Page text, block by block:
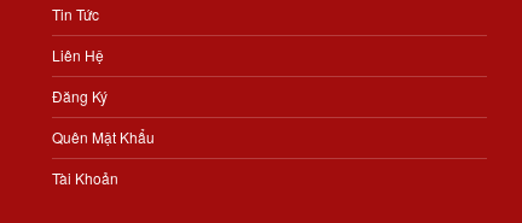
Tin Tức
Liên Hệ
Đăng Ký
Quên Mật Khẩu
Tài Khoản